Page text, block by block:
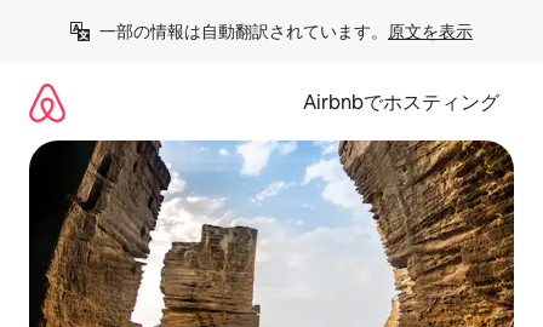
一部の情報は自動翻訳されています。 原文を表示
Airbnbでホスティング